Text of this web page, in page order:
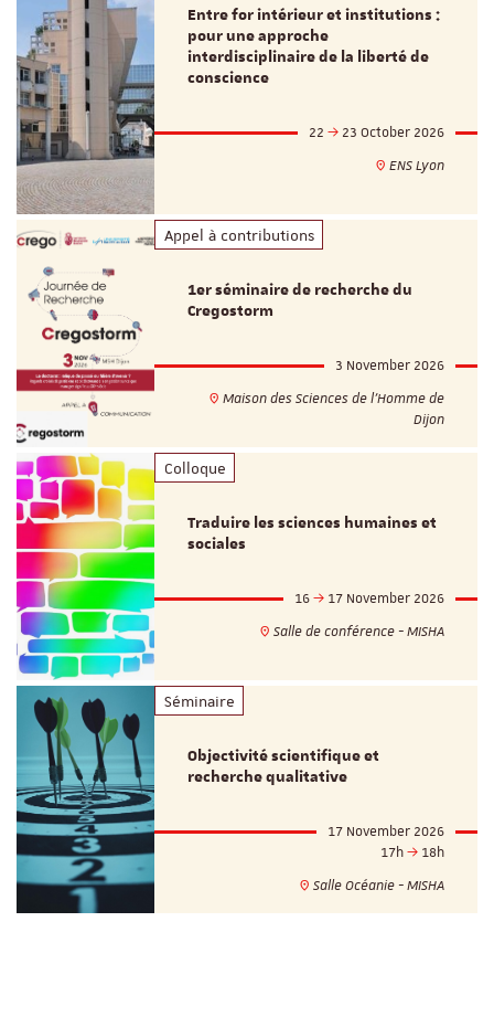
Entre for intérieur et institutions :
pour une approche
interdisciplinaire de la liberté de
conscience
22
23 October 2026
ENS Lyon
Appel à contributions
1er séminaire de recherche du
Cregostorm
3 November 2026
Maison des Sciences de l'Homme de
Dijon
Colloque
Traduire les sciences humaines et
sociales
16
17 November 2026
Salle de conférence - MISHA
Séminaire
Objectivité scientifique et
recherche qualitative
17 November 2026
17h
18h
Salle Océanie - MISHA